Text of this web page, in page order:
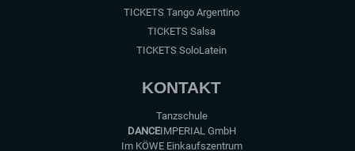
TICKETS Tango Argentino
TICKETS Salsa
TICKETS SoloLatein
KONTAKT
Tanzschule
DANCEIMPERIAL GmbH
Im KÖWE Einkaufszentrum